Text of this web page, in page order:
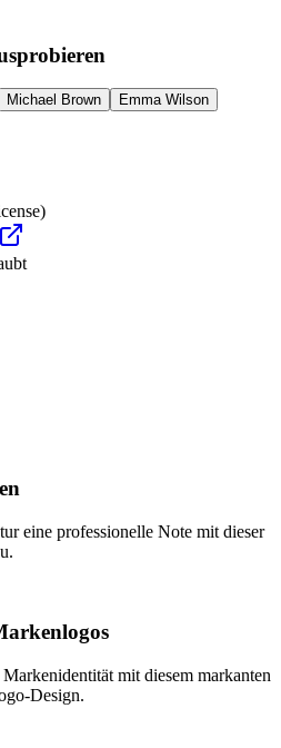
Michael Brown
Emma Wilson
eine professionelle Note mit dieser
mit diesem markanten
Design.